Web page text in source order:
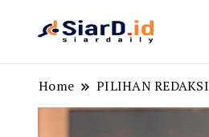
Home PILIHAN REDAKSI